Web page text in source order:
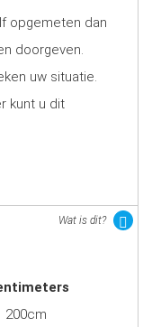
opgemeten dan
doorgeven.
uw situatie.
kunt u dit
Wat is dit?
200cm